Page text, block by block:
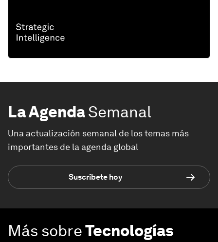
La AgendaSemanal
Una actualización semanal de los temas más
importantes de la agenda global
Suscríbete hoy
Más sobreTecnologías